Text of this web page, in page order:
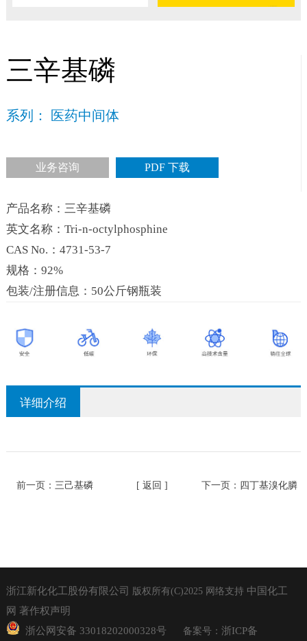
三辛基磷
系列： 医药中间体
业务咨询 PDF 下载
产品名称：三辛基磷
英文名称：Tri-n-octylphosphine
CAS No.：4731-53-7
规格：92%
包装/注册信息：50公斤钢瓶装
详细介绍
前一页： 三己基磷 [ 返回 ] 下一页： 四丁基溴化膦
浙江新化化工股份有限公司 版权所有(C)2025网络支持 中国化工
网 著作权声明
浙公网安备 33018202000328号 备案号： 浙ICP备